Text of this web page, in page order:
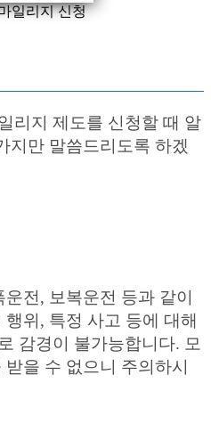
일리지 신청
리지 제도를 신청할 때 알
지만 말씀드리도록 하겠
전, 보복운전 등과 같이
위, 특정 사고 등에 대해
감경이 불가능합니다. 모
을 수 없으니 주의하시